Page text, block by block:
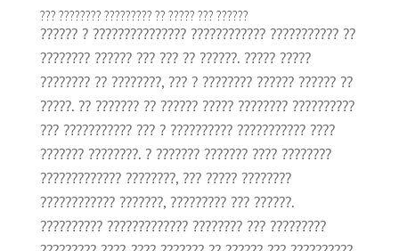
??? ???????? ????????? ?? ????? ??? ??????
?????? ? ??????????????? ???????????? ??????????? ??
???????? ?????? ??? ??? ?? ??????. ????? ?????
???????? ?? ????????, ??? ? ???????? ?????? ?????? ??
?????. ?? ??????? ?? ?????? ????? ???????? ??????????
??? ??????????? ??? ? ?????????? ??????????? ????
??????? ????????. ? ??????? ??????? ???? ????????
????????????? ????????, ??? ????? ????????
???????????? ???????, ????????? ??? ??????.
?????????? ????????????? ???????? ??? ?????????